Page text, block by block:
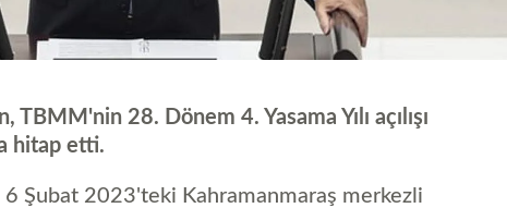
TBMM'nin 28. Dönem 4. Yasama Yılı açılışı
hitap etti.
6 Şubat 2023'teki Kahramanmaraş merkezli